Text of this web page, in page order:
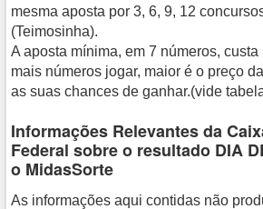
mesma aposta por 3, 6, 9, 12
(Teimosinha).
A aposta mínima, em 7 números,
mais números jogar, maior é o preço
as suas chances de ganhar.(vide
Informações Relevantes da
Federal sobre o resultado DIA
o MidasSorte
As informações aqui contidas não